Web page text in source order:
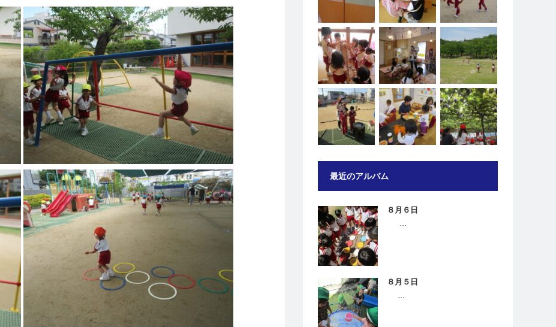
最近のアルバム
８月６日
…
８月５日
…